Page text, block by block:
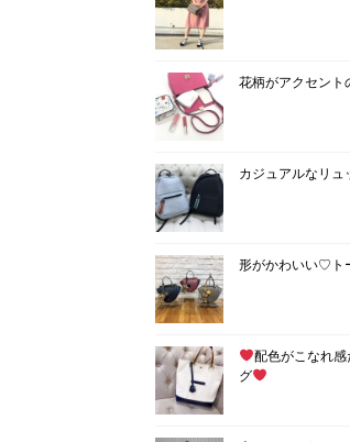
花柄がアクセント
カジュアルなリ
形がかわいい♡ト
配色がこなれ
グ